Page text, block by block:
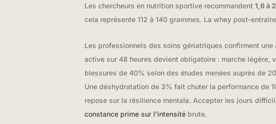
Les chercheurs en nutrition sportive recommandent 1,6 à
cela représente 112 à 140 grammes. La whey post-
Les professionnels des soins gériatriques confirment une
active sur 48 heures devient obligatoire : marche légère,
blessures de 40% selon des études menées auprès de
Une déshydratation de 3% fait chuter la performance de
repose sur la résilience mentale. Accepter les jours
constance prime sur l’intensité brute.